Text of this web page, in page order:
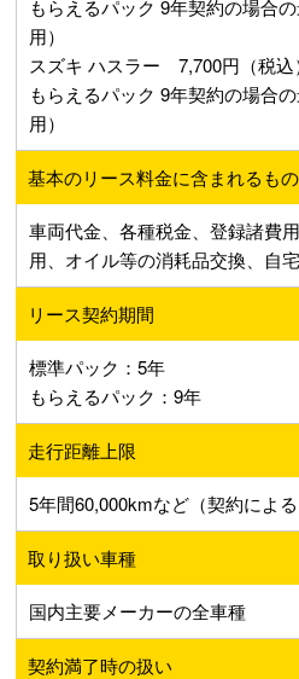
もらえるパック 9年契約の場合
用）
スズキ ハスラー 7,700円（税込
もらえるパック 9年契約の場合
用）
基本のリース料金に含まれるもの
車両代金、各種税金、登録諸費
用、オイル等の消耗品交換、自
リース契約期間
標準パック：5年
もらえるパック：9年
走行距離上限
5年間60,000kmなど（契約による
取り扱い車種
国内主要メーカーの全車種
契約満了時の扱い